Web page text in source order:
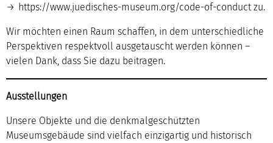
https://www.juedisches-museum.org/code-of-conductzu.
Wir möchten einen Raum schaffen, in dem unterschiedliche
Perspektiven respektvoll ausgetauscht werden können –
vielen Dank, dass Sie dazu beitragen.
Ausstellungen
Unsere Objekte und die denkmalgeschützten
Museumsgebäude sind vielfach einzigartig und historisch